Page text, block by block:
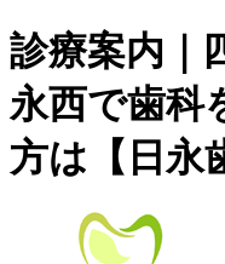
診療案内｜
永西で歯科
方は【日永